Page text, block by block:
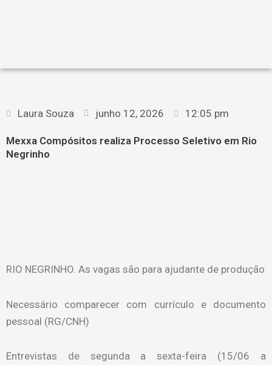
Laura Souza junho 12, 2026 12:05 pm
Mexxa Compósitos realiza Processo Seletivo em Rio
Negrinho
RIO NEGRINHO. As vagas são para ajudante de produção
Necessário comparecer com currículo e documento
pessoal (RG/CNH)
Entrevistas de segunda a sexta-feira (15/06 a